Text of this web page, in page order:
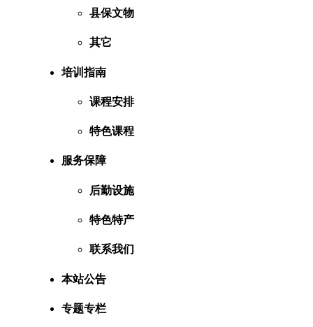
县保文物
其它
培训指南
课程安排
特色课程
服务保障
后勤设施
特色特产
联系我们
本站公告
专题专栏